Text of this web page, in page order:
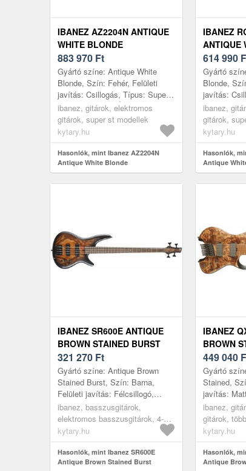
IBANEZ AZ2204N ANTIQUE
WHITE BLONDE
883 970 Ft
Gyártó színe: Antique White
Blonde, Szín: Fehér, Felületi
javítás: Csillogás, Típus: Super
ST model, Test: Égerfa, Top:
Nem tartalmaz, Nyak: Juharf...
ibanez, gitárok, elektromos
gitárok, super st modellek
kytary.hu
Hasonlók, mint Ibanez AZ2204N
Antique White Blonde
IBANEZ
ANTIQUE
614 990
Gyártó
Blonde,
javítás:
ST model,
tartalmaz,
ibanez,
gitárok,
kytary.hu
Hasonlók,
Antique
IBANEZ SR600E ANTIQUE
BROWN STAINED BURST
321 270 Ft
Gyártó színe: Antique Brown
Stained Burst, Szín: Barna,
Felületi javítás: Félcsillogó,
Típus: Modern Bass, Húrok
száma: 4, Test: Kőris, Top: Nem
ta...
ibanez, basszusgitárok,
elektromos basszusgitárok, 4-
húros, modern bass
kytary.hu
Hasonlók, mint Ibanez SR600E
Antique Brown Stained Burst
IBANEZ
BROWN
449 040
Gyártó
Stained,
javítás:
Test:
Juharfa/
ibanez,
gitárok,
húrú
kytary.hu
Hasonlók,
Antique